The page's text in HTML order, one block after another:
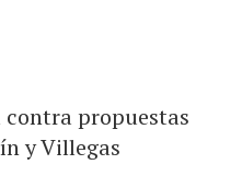
contra propuestas
y Villegas